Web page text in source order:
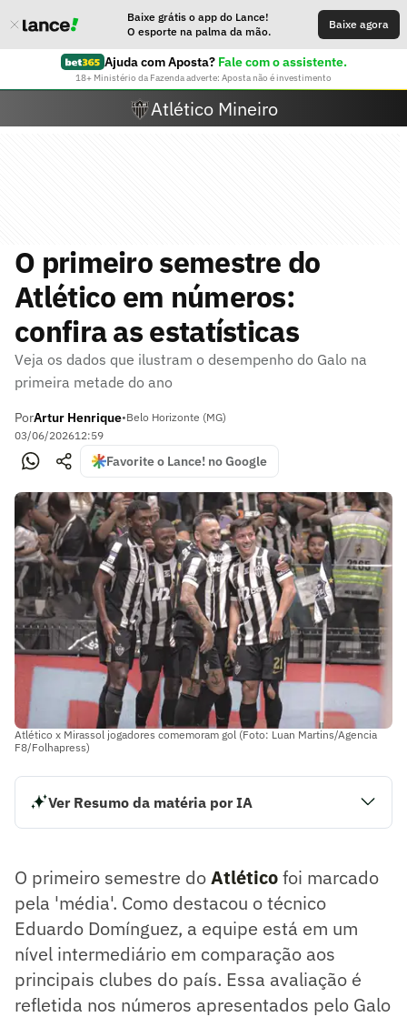
Baixe grátis o app do Lance!
O esporte na palma da mão.
Baixe agora
Ajuda com Aposta? Fale com o assistente.
18+ Ministério da Fazenda adverte: Aposta não é investimento
Atlético Mineiro
O primeiro semestre do
Atlético em números:
confira as estatísticas
Veja os dados que ilustram o desempenho do Galo na
primeira metade do ano
PorArtur Henrique•Belo Horizonte (MG)
03/06/202612:59
Favorite o Lance! no Google
Atlético x Mirassol jogadores comemoram gol (Foto: Luan Martins/Agencia
F8/Folhapress)
Ver Resumo da matéria por IA
principais clubes do país. Essa avaliação é refletida nos
números apresentados pelo Galo ao longo da primeira
metade da temporada. Até a pausa para a Copa do Mundo, o
Lance! analisou e apresenta as principais estatísticas da
equipe, que ajudam a explicar o desempenho alvinegro até
Resumo supervisionado pelo jornalista!
O primeiro semestre doAtléticofoi marcado
pela 'média'. Como destacou o técnico
Eduardo Domínguez, a equipe está em um
nível intermediário em comparação aos
principais clubes do país. Essa avaliação é
refletida nos números apresentados pelo Galo